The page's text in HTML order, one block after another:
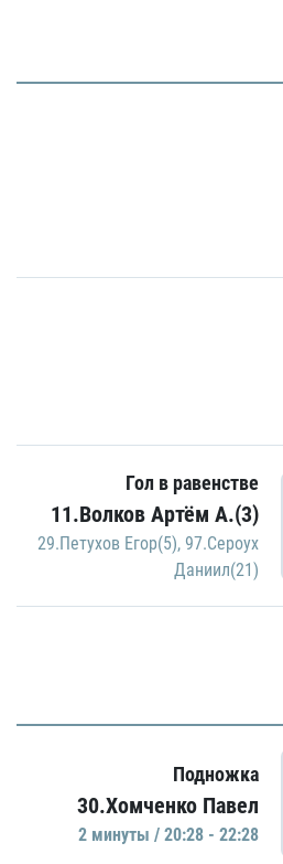
Гол в равенстве
11.Волков Артём А.(3)
29.Петухов Егор(5), 97.Сероух
Даниил(21)
Подножка
30.Хомченко Павел
2 минуты / 20:28 - 22:28